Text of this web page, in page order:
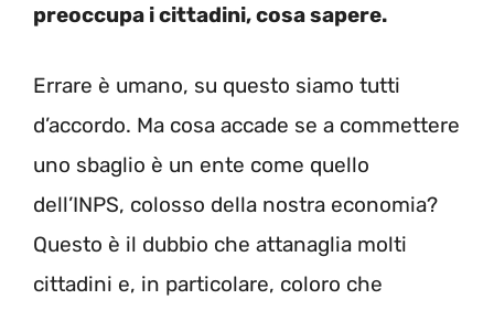
preoccupa i cittadini, cosa sapere.
Errare è umano, su questo siamo tutti
d’accordo. Ma cosa accade se a commettere
uno sbaglio è un ente come quello
dell’INPS, colosso della nostra economia?
Questo è il dubbio che attanaglia molti
cittadini e, in particolare, coloro che